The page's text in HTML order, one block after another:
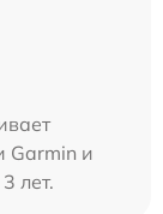
Garmin и
лет.